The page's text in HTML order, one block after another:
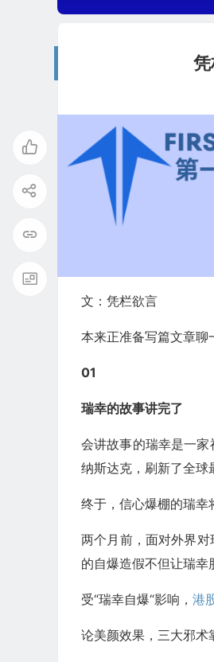
文：凭栏欲言
本来正准备写篇文章聊
01
瑞幸的故事讲完了
会讲故事的瑞幸是一
纳斯达克，刷新了全球
终于，信心爆棚的瑞幸
两个月前，面对外界
的自爆造假不但让瑞幸
受“瑞幸自爆“影响， 港
论美颜效果，三大邪术